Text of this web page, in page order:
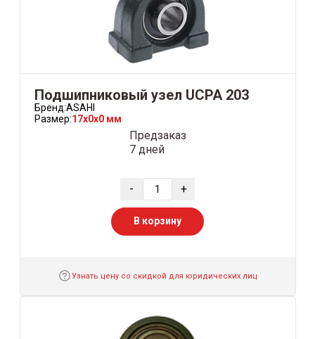
Подшипниковый узел UCPA 203
Бренд:ASAHI
Размер:17x0x0 мм
Предзаказ
7 дней
- +
В корзину
Узнать цену со скидкой для юридических лиц